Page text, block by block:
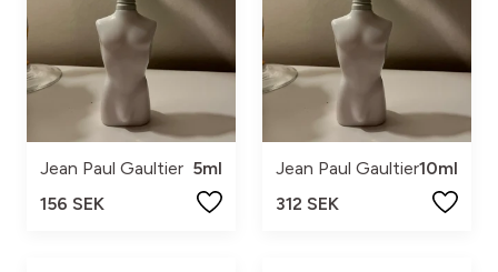
Jean Paul Gaultier 5ml
156 SEK
Jean Paul Gaultier10ml
312 SEK